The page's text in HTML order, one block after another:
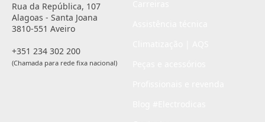
Rua da República, 107
Alagoas - Santa Joana
3810-551 Aveiro
+351 234 302 200
(Chamada para rede fixa nacional)